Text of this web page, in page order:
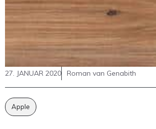
27. JANUAR 2020 Roman van Genabith
Apple